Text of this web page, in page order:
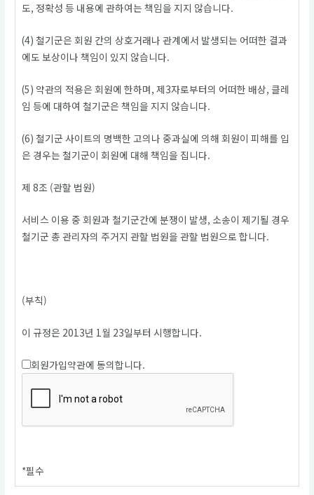
도, 정확성 등 내용에 관하여는 책임을 지지 않습니다.
(4) 철기군은 회원 간의 상호거래나 관계에서 발생되는 어떠한 결과
에도 보상이나 책임이 있지 않습니다.
(5) 약관의 적용은 회원에 한하며, 제3자로부터의 어떠한 배상, 클레
임 등에 대하여 철기군은 책임을 지지 않습니다.
(6) 철기군 사이트의 명백한 고의나 중과실에 의해 회원이 피해를 입
은 경우는 철기군이 회원에 대해 책임을 집니다.
제 8조 (관할 법원)
서비스 이용 중 회원과 철기군간에 분쟁이 발생, 소송이 제기될 경우
철기군 총 관리자의 주거지 관할 법원을 관할 법원으로 합니다.
(부칙)
이 규정은 2013년 1월 23일부터 시행합니다.
회원가입약관에 동의합니다.
*필수